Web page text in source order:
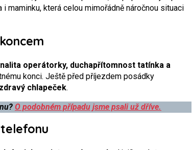
maminku, která celou mimořádně náročnou situaci
operátorky, duchapřítomnost tatínka a
konci. Ještě před příjezdem posádky
zdravý chlapeček.
O podobném případu jsme psali už dříve.